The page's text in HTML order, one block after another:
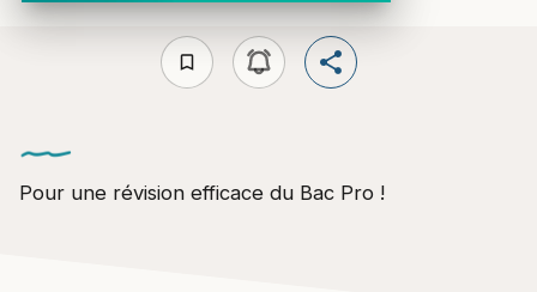
bookmark_border
Pour une révision efficace du Bac Pro !